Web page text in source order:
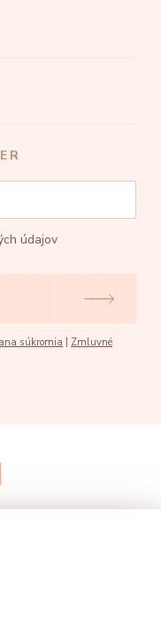
údajov
súkromia
Zmluvné